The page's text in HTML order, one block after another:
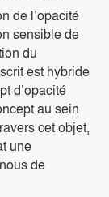
de l’opacité
sensible de
du
est hybride
d’opacité
au sein
cet objet,
une
de